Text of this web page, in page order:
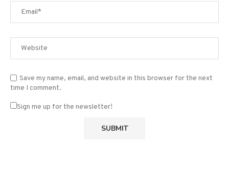
Save my name, email, and website in this browser for the next
time I comment.
Sign me up for the newsletter!